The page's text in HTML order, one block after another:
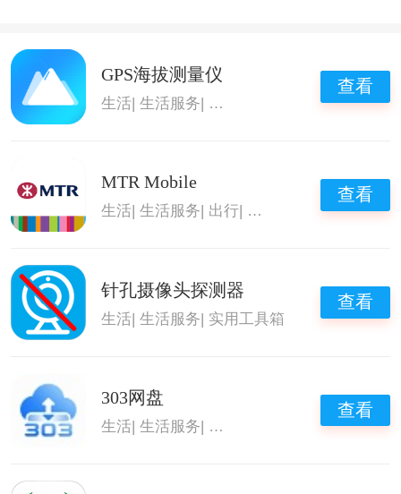
GPS海拔测量仪
生活|生活服务| 拍照测量长度
查看
MTR Mobile
生活 |生活服务 出行 出行必备
查看
针孔摄像头探测器
生活|生活服务| 实用工具箱
查看
303网盘
生活 |生活服务 速度快的网盘 网盘资源搜
查看